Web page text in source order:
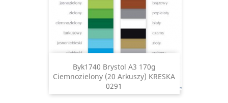
Byk1740 Brystol A3 170g
Ciemnozielony (20 Arkuszy) KRESKA
0291